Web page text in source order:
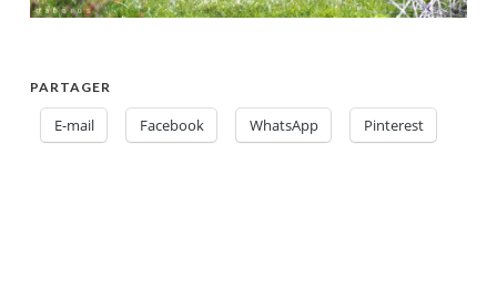
PARTAGER
E-mail Facebook WhatsApp Pinterest